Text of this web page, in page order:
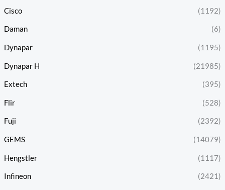
Cisco (1192)
Daman (6)
Dynapar (1195)
Dynapar H (21985)
Extech (395)
Flir (528)
Fuji (2392)
GEMS (14079)
Hengstler (1117)
Infineon (2421)